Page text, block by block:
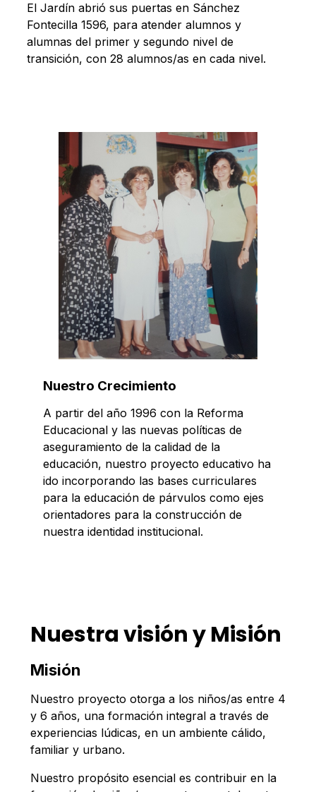
El Jardín abrió sus puertas en Sánchez
Fontecilla 1596, para atender alumnos y
alumnas del primer y segundo nivel de
transición, con 28 alumnos/as en cada nivel.
Nuestro Crecimiento
A partir del año 1996 con la Reforma
Educacional y las nuevas políticas de
aseguramiento de la calidad de la
educación, nuestro proyecto educativo ha
ido incorporando las bases curriculares
para la educación de párvulos como ejes
orientadores para la construcción de
nuestra identidad institucional.
Nuestra visión y Misión
Misión
Nuestro proyecto otorga a los niños/as entre 4
y 6 años, una formación integral a través de
experiencias lúdicas, en un ambiente cálido,
familiar y urbano.
Nuestro propósito esencial es contribuir en la